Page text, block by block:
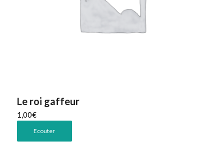
Le roi gaffeur
1,00€
Ecouter